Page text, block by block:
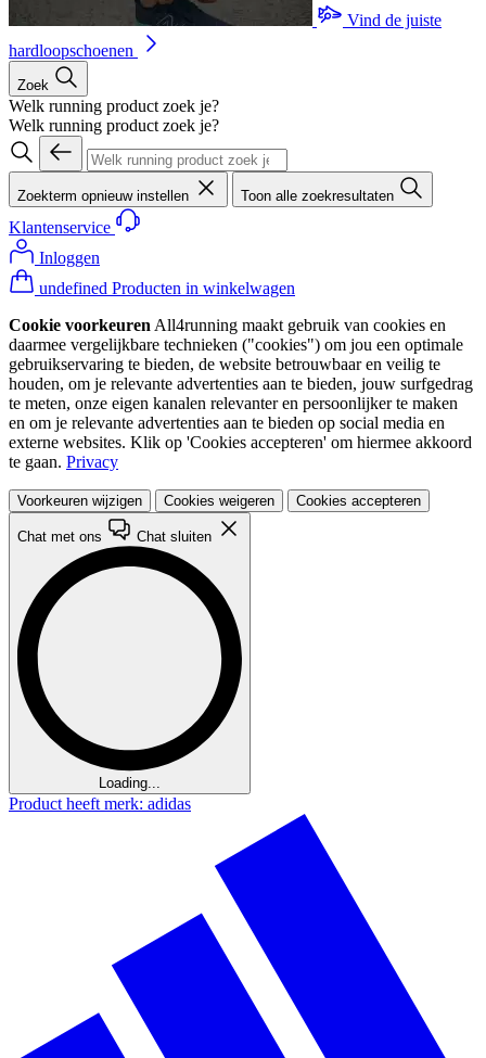
Vind de juiste
hardloopschoenen
Zoek
Welk running product zoek je?
Welk running product zoek je?
Zoekterm opnieuw instellen Toon alle zoekresultaten
Klantenservice
Inloggen
undefined Producten in winkelwagen
Cookie voorkeuren All4running maakt gebruik van cookies en
daarmee vergelijkbare technieken ("cookies") om jou een optimale
gebruikservaring te bieden, de website betrouwbaar en veilig te
houden, om je relevante advertenties aan te bieden, jouw surfgedrag
te meten, onze eigen kanalen relevanter en persoonlijker te maken
en om je relevante advertenties aan te bieden op social media en
externe websites. Klik op 'Cookies accepteren' om hiermee akkoord
te gaan. Privacy
Voorkeuren wijzigen Cookies weigeren Cookies accepteren
Chat met ons Chat sluiten
Loading...
Product heeft merk: adidas